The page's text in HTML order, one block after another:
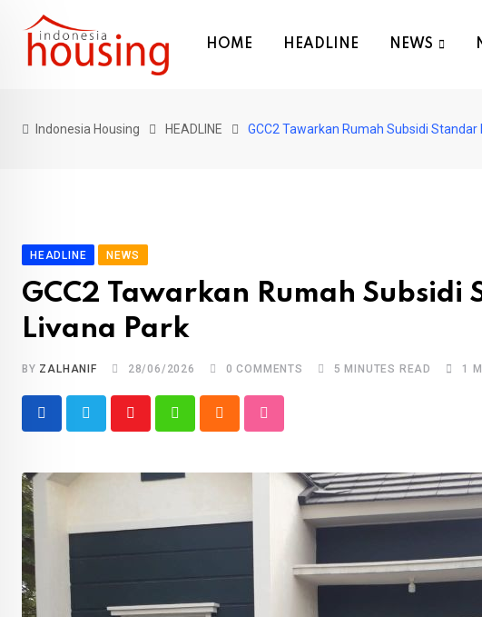
content
HOME HEADLINE NEWS
Indonesia Housing HEADLINE GCC2 Tawarkan Rumah Subsidi
HEADLINE NEWS
GCC2 Tawarkan Rumah
Livana Park
BY ZALHANIF 28/06/2026 0 COMMENTS 5 MINUTES READ 1
Youtube WhatsappCloud StumbleUpon